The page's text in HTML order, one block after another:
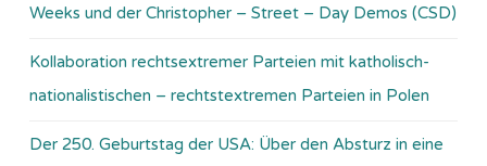
Weeks und der Christopher – Street – Day Demos (CSD)
Kollaboration rechtsextremer Parteien mit katholisch-
nationalistischen – rechtstextremen Parteien in Polen
Der 250. Geburtstag der USA: Über den Absturz in eine